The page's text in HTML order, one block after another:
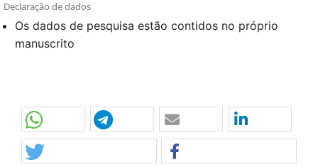
Declaração de dados
Os dados de pesquisa estão contidos no próprio
manuscrito